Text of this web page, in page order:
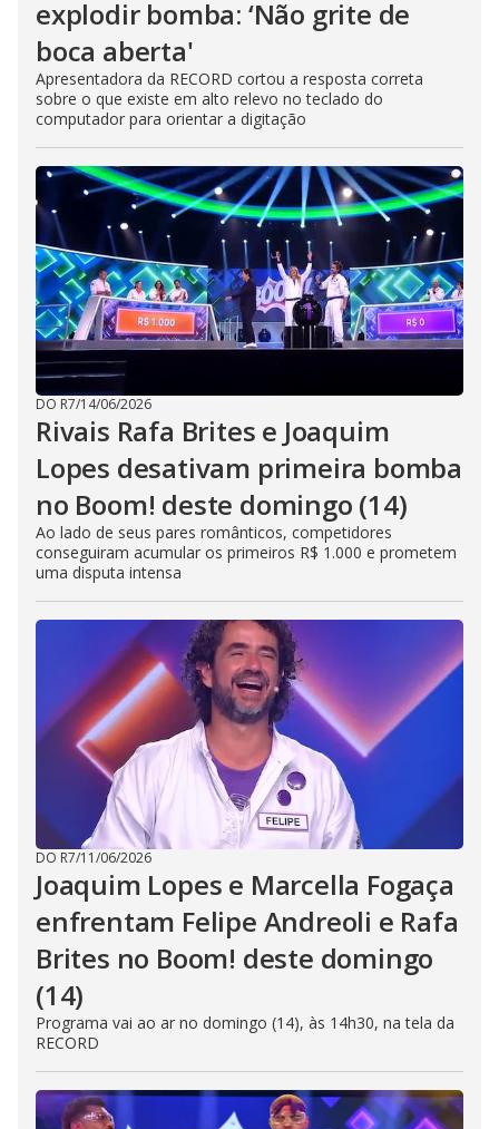
explodir bomba: ‘Não grite de
boca aberta'
Apresentadora da RECORD cortou a resposta correta
sobre o que existe em alto relevo no teclado do
computador para orientar a digitação
DO R7/14/06/2026
Rivais Rafa Brites e Joaquim
Lopes desativam primeira bomba
no Boom! deste domingo (14)
Ao lado de seus pares românticos, competidores
conseguiram acumular os primeiros R$ 1.000 e prometem
uma disputa intensa
DO R7/11/06/2026
Joaquim Lopes e Marcella Fogaça
enfrentam Felipe Andreoli e Rafa
Brites no Boom! deste domingo
(14)
Programa vai ao ar no domingo (14), às 14h30, na tela da
RECORD